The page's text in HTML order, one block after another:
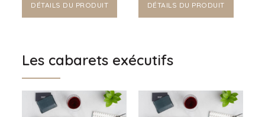
DÉTAILS DU PRODUIT DÉTAILS DU PRODUIT
Les cabarets exécutifs